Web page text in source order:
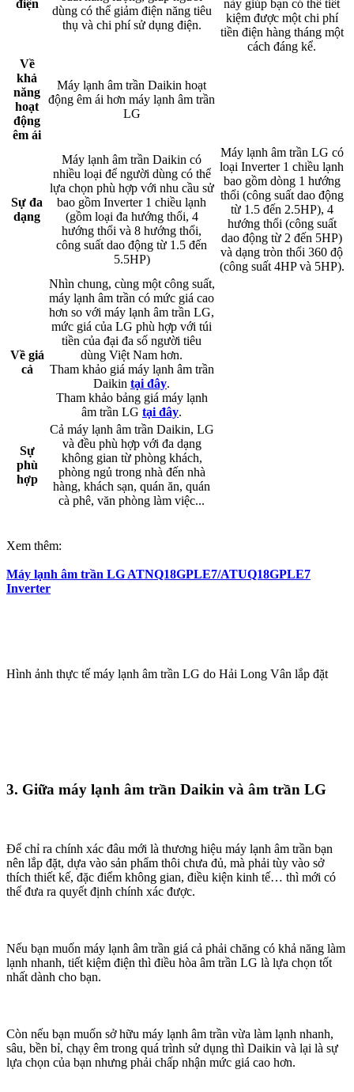
điện
dùng có thể giảm điện năng tiêu
thụ và chi phí sử dụng điện.​
này giúp bạn có thể tiết
kiệm được một chi phí
tiền điện hàng tháng một
cách đáng kể.​
Về
khả
năng
hoạt
động
êm ái
Máy lạnh âm trần Daikin hoạt
động êm ái hơn máy lạnh âm trần
LG​
Sự đa
dạng
Máy lạnh âm trần Daikin có
nhiều loại để người dùng có thể
lựa chọn phù hợp với nhu cầu sử
bao gồm Inverter 1 chiều lạnh
(gồm loại đa hướng thổi, 4
hướng thổi và 8 hướng thổi,
công suất dao động từ 1.5 đến
5.5HP)​
Máy lạnh âm trần LG có
loại Inverter 1 chiều lạnh
bao gồm dòng 1 hướng
thổi (công suất dao động
từ 1.5 đến 2.5HP), 4
hướng thổi (công suất
dao động từ 2 đến 5HP)
và dạng tròn thổi 360 độ
(công suất 4HP và 5HP).​
Về giá
cả
Nhìn chung, cùng một công suất,
máy lạnh âm trần có mức giá cao
hơn so với máy lạnh âm trần LG,
mức giá của LG phù hợp với túi
tiền của đại đa số người tiêu
dùng Việt Nam hơn.
Tham khảo giá máy lạnh âm trần
Daikin tại đây.
Tham khảo bảng giá máy lạnh
âm trần LG tại đây.​
Sự
phù
hợp
Cả máy lạnh âm trần Daikin, LG
và đều phù hợp với đa dạng
không gian từ phòng khách,
phòng ngủ trong nhà đến nhà
hàng, khách sạn, quán ăn, quán
cà phê, văn phòng làm việc...​
Xem thêm:
Máy lạnh âm trần LG ATNQ18GPLE7/ATUQ18GPLE7
Inverter
Hình ảnh thực tế máy lạnh âm trần LG do Hải Long Vân lắp đặt
3. Giữa máy lạnh âm trần Daikin và âm trần LG
Để chỉ ra chính xác đâu mới là thương hiệu máy lạnh âm trần bạn
nên lắp đặt, dựa vào sản phẩm thôi chưa đủ, mà phải tùy vào sở
thích thiết kế, đặc điểm không gian, điều kiện kinh tế… thì mới có
thể đưa ra quyết định chính xác được.
Nếu bạn muốn máy lạnh âm trần giá cả phải chăng có khả năng làm
lạnh nhanh, tiết kiệm điện thì điều hòa âm trần LG là lựa chọn tốt
nhất dành cho bạn.
Còn nếu bạn muốn sở hữu máy lạnh âm trần vừa làm lạnh nhanh,
sâu, bền bỉ, chạy êm trong quá trình sử dụng thì Daikin và lại là sự
lựa chọn của bạn nhưng phải chấp nhận mức giá cao hơn.